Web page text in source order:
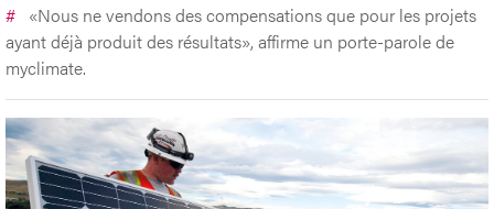
# «Nous ne vendons des compensations que pour les projets
ayant déjà produit des résultats», affirme un porte-parole de
myclimate.